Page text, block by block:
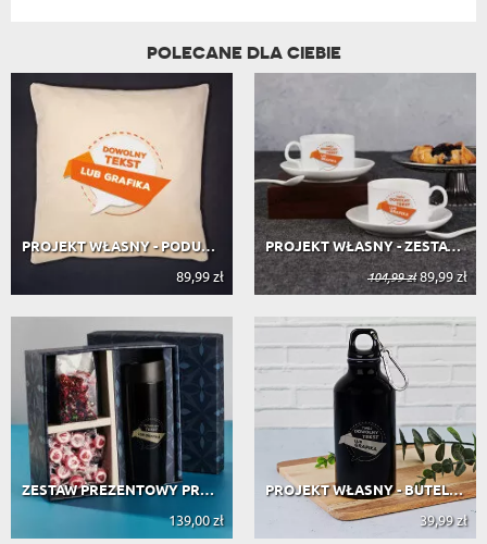
POLECANE DLA CIEBIE
PROJEKT WŁASNY - PODUSZKA DEKORACYJNA
89,99 zł
PROJEKT WŁASNY - ZESTAW FILIŻANEK
104,99 zł89,99 zł
ZESTAW PREZENTOWY PROJEKT WŁASNY Z ...
139,00 zł
PROJEKT WŁASNY - BUTELKA NA WODĘ 0,...
39,99 zł